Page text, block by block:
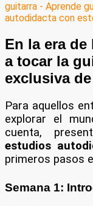
En la era
a tocar la
exclusiva
Para aquellos
explorar el
cuenta,
estudios
primeros pasos
Semana 1: